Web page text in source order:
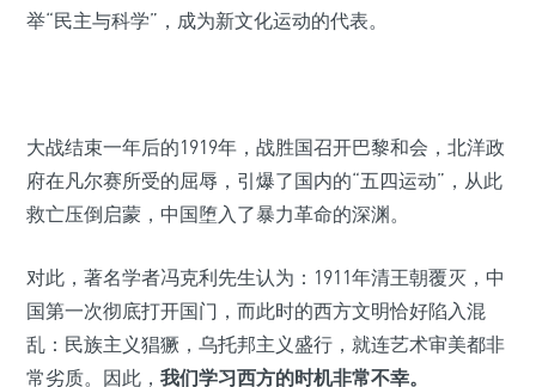
举“民主与科学”，成为新文化运动的代表。
大战结束一年后的1919年，战胜国召开巴黎和会，北洋政
府在凡尔赛所受的屈辱，引爆了国内的“五四运动”，从此
救亡压倒启蒙，中国堕入了暴力革命的深渊。
对此，著名学者冯克利先生认为：1911年清王朝覆灭，中
国第一次彻底打开国门，而此时的西方文明恰好陷入混
乱：民族主义猖獗，乌托邦主义盛行，就连艺术审美都非
常劣质。因此， 我们学习西方的时机非常不幸。